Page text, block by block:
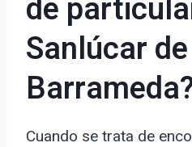
de
Sanlúcar de
Cuando se trata de